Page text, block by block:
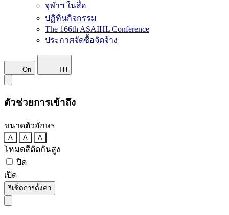
จุฬาฯ ในสื่อ
ปฏิทินกิจกรรม
The 166th ASAIHL Conference
ประกาศจัดซื้อจัดจ้าง
On TH
ตัวช่วยการเข้าถึง
ขนาดตัวอักษร
A A A
โหมดสีตัดกันสูง
ปิด
เปิด
รีเซ็ตการตั้งค่า